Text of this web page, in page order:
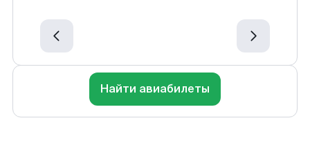
Найти авиабилеты